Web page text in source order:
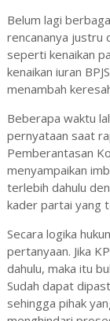
Belum lagi
rencananya justru
seperti kenaikan
kenaikan iuran
menambah
Beberapa waktu
pernyataan saat
Pemberantasan
menyampaikan
terlebih dahulu
kader partai yang
Secara logika
pertanyaan. Jika
dahulu, maka itu
Sudah dapat
sehingga pihak